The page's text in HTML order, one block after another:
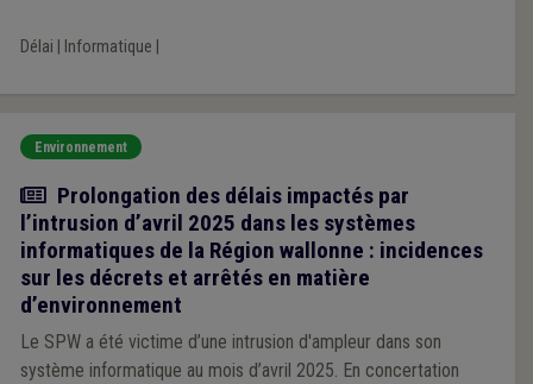
Délai Informatique
Environnement
Actualité
Prolongation des délais impactés par
l’intrusion d’avril 2025 dans les systèmes
informatiques de la Région wallonne : incidences
sur les décrets et arrêtés en matière
d’environnement
Le SPW a été victime d’une intrusion d'ampleur dans son
système informatique au mois d’avril 2025. En concertation